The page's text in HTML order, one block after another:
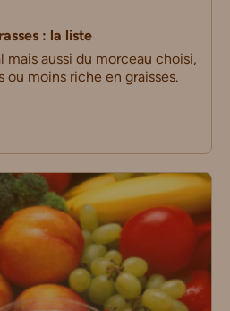
: la liste
mais aussi du morceau choisi,
ou moins riche en graisses.